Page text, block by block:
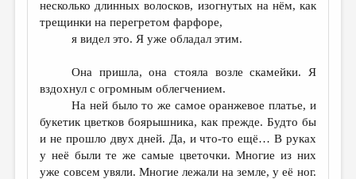
несколько длинных волосков, изогнутых на нём, как
трещинки на перегретом фарфоре,
я видел это. Я уже обладал этим.
Она пришла, она стояла возле скамейки. Я
вздохнул с огромным облегчением.
На ней было то же самое оранжевое платье, и
букетик цветков боярышника, как прежде. Будто бы
и не прошло двух дней. Да, и что-то ещё… В руках
у неё были те же самые цветочки. Многие из них
уже совсем увяли. Многие лежали на земле, у её ног.